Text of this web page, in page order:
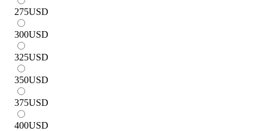
275USD
300USD
325USD
350USD
375USD
400USD